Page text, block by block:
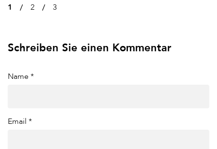
1 2 3
Schreiben Sie einen Kommentar
Name *
Email *